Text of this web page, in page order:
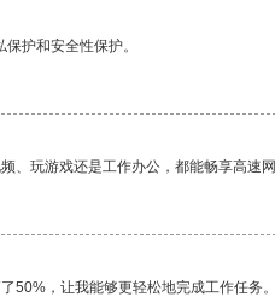
护和安全性保护。
、玩游戏还是工作办公，都能畅享高
50%，让我能够更轻松地完成工作任务。